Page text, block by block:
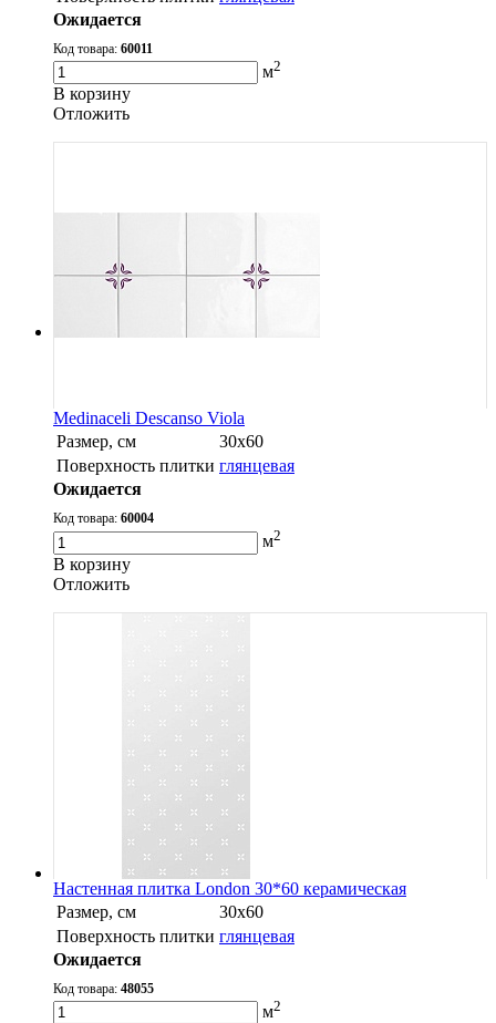
Ожидается
Код товара: 60011
м2
В корзину
Oтложить
Medinaceli Descanso Viola
Размер, см
30х60
Поверхность плитки глянцевая
Ожидается
Код товара: 60004
м2
В корзину
Oтложить
Настенная плитка London 30*60 керамическая
Размер, см
30х60
Поверхность плитки глянцевая
Ожидается
Код товара: 48055
м2